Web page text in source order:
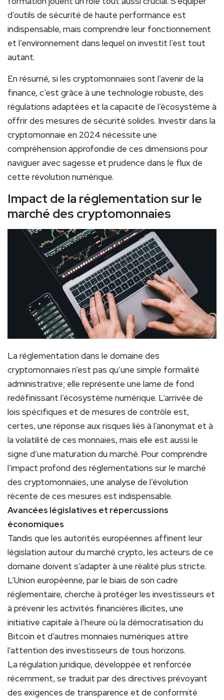
d’outils de sécurité de haute performance est
indispensable, mais comprendre leur fonctionnement
et l’environnement dans lequel on investit l’est tout
autant.
En résumé, si les cryptomonnaies sont l’avenir de la
finance, c’est grâce à une technologie robuste, des
régulations adaptées et la capacité de l’écosystème à
offrir des mesures de sécurité solides. Investir dans la
cryptomonnaie en 2024 nécessite une
compréhension approfondie de ces dimensions pour
naviguer avec sagesse et prudence dans le flux de
cette révolution numérique.
Impact de la réglementation sur le
marché des cryptomonnaies
La réglementation dans le domaine des
cryptomonnaies n’est pas qu’une simple formalité
administrative; elle représente une lame de fond
redéfinissant l’écosystème numérique. L’arrivée de
lois spécifiques et de mesures de contrôle est,
certes, une réponse aux risques liés à l’anonymat et à
la volatilité de ces monnaies, mais elle est aussi le
signe d’une maturation du marché. Pour comprendre
l’impact profond des réglementations sur le marché
des cryptomonnaies, une analyse de l’évolution
récente de ces mesures est indispensable.
Avancées législatives et répercussions
économiques
Tandis que les autorités européennes affinent leur
législation autour du marché crypto, les acteurs de ce
domaine doivent s’adapter à une réalité plus stricte.
L’Union européenne, par le biais de son cadre
réglementaire, cherche à protéger les investisseurs et
à prévenir les activités financières illicites, une
initiative capitale à l’heure où la démocratisation du
Bitcoin et d’autres monnaies numériques attire
l’attention des investisseurs de tous horizons.
La régulation juridique, développée et renforcée
récemment, se traduit par des directives prévoyant
des exigences de transparence et de conformité